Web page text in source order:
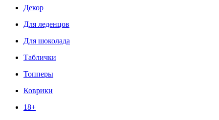
Декор
Для леденцов
Для шоколада
Таблички
Топперы
Коврики
18+